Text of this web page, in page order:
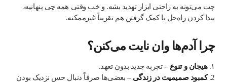
چت می‌تونه به راحتی ابزار تهدید بشه. و خب وقتی همه چی پنهانیه،
پیدا کردن راه‌حل یا کمک گرفتن هم تقریباً غیرممکنه.
چرا آدم‌ها وان نایت می‌کنن؟
۱. هیجان و تنوع – تجربه جدید بدون تعهد.
2. کمبود صمیمیت در زندگی – بعضی‌ها صرفاً دنبال حس نزدیک بودن